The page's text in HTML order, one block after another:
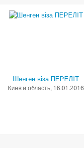
Шенген віза ПЕРЕЛІТ
Киев и область, 16.01.2016